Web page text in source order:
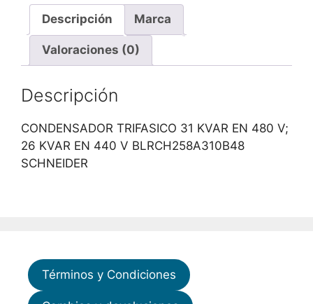
Descripción Marca
Valoraciones (0)
Descripción
CONDENSADOR TRIFASICO 31 KVAR EN 480 V;
26 KVAR EN 440 V BLRCH258A310B48
SCHNEIDER
Términos y Condiciones